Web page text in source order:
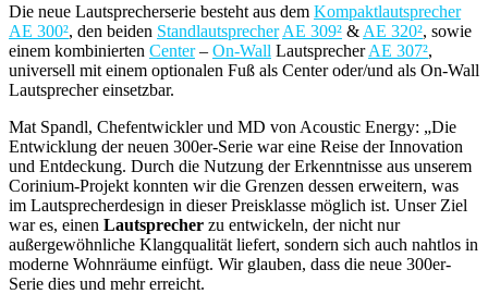
Die neue Lautsprecherserie besteht aus dem Kompaktlautsprecher
AE 300², den beiden Standlautsprecher AE 309² & AE 320², sowie
einem kombinierten Center– On-Wall LautsprecherAE 307²,
universell mit einem optionalen Fuß als Center oder/und als On-Wall
Lautsprecher einsetzbar.
Mat Spandl, Chefentwickler und MD von Acoustic Energy: „Die
Entwicklung der neuen 300er-Serie war eine Reise der Innovation
und Entdeckung. Durch die Nutzung der Erkenntnisse aus unserem
Corinium-Projekt konnten wir die Grenzen dessen erweitern, was
im Lautsprecherdesign in dieser Preisklasse möglich ist. Unser Ziel
war es, einen Lautsprecher zu entwickeln, der nicht nur
außergewöhnliche Klangqualität liefert, sondern sich auch nahtlos in
moderne Wohnräume einfügt. Wir glauben, dass die neue 300er-
Serie dies und mehr erreicht.